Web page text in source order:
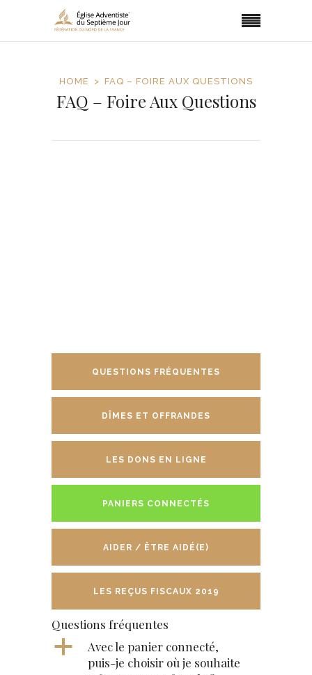
HOME FAQ – FOIRE AUX QUESTIONS
FAQ – Foire Aux Questions
QUESTIONS FRÉQUENTES
DÎMES ET OFFRANDES
LES DONS EN LIGNE
PANIERS CONNECTÉS
AIDER / ÊTRE AIDÉ(E)
LES REÇUS FISCAUX 2019
Questions fréquentes
a
Avec le panier connecté,
puis-je choisir où je souhaite